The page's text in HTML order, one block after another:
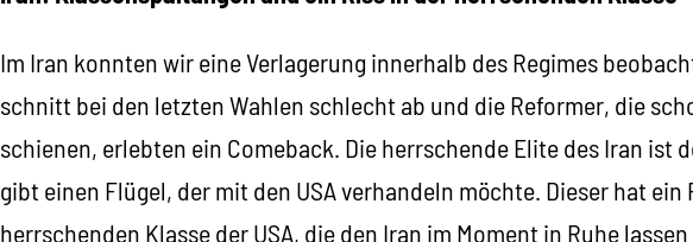
Im Iran konnten wir eine Verlagerung innerhalb des Regimes
schnitt bei den letzten Wahlen schlecht ab und die Reformer, die
schienen, erlebten ein Comeback. Die herrschende Elite des Iran ist
gibt einen Flügel, der mit den USA verhandeln möchte. Dieser hat ein
herrschenden Klasse der USA, die den Iran im Moment in Ruhe